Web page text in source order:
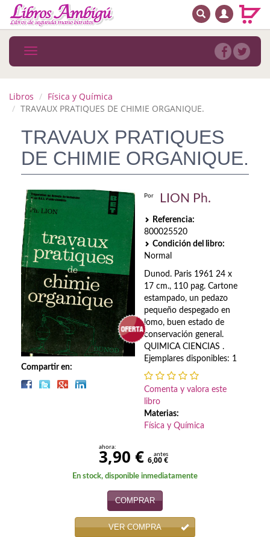
MENÚ PRINCIPAL
Novedades
Arte
Autoayuda. Conocimiento personal
Autoayuda. Crecimiento personal
Biografía
Biografías
Ciencia ficción
Cine
Cocina
Discos deVinilo. LP
BUSCAR
Toggle
navigation
Libros
Física y Química
TRAVAUX PRATIQUES DE CHIMIE ORGANIQUE.
TRAVAUX PRATIQUES
DE CHIMIE ORGANIQUE.
Compartir en:
Por LION Ph.
Referencia:
800025520
Condición del libro:
Normal
Dunod. Paris 1961 24 x
17 cm., 110 pag. Cartone
estampado, un pedazo
pequeño despegado en
lomo, buen estado de
conservación general.
QUIMICA CIENCIAS .
Ejemplares disponibles: 1
Comenta y valora este
libro
Materias:
Física y Química
ahora:
3,90 € antes
6,00 €
En stock, disponible inmediatamente
COMPRAR
VER COMPRA